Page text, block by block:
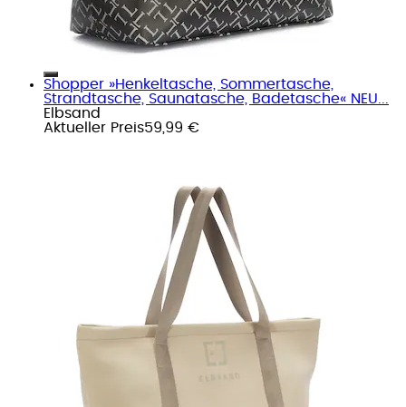
Shopper »Henkeltasche, Sommertasche,
Strandtasche, Saunatasche, Badetasche« NEU...
Elbsand
Aktueller Preis59,99 €